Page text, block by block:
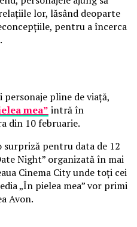
lor, lăsând deoparte
pentru a încerca
personaje pline de viață,
mea” intră în
din 10 februarie.
pentru data de 12
Night” organizată în mai
Cinema City unde toți cei
„În pielea mea” vor primi
Avon.